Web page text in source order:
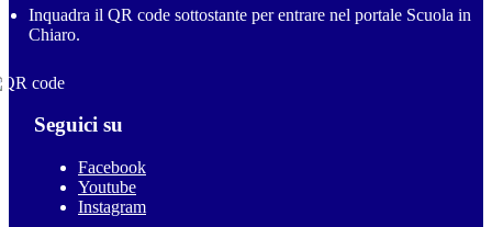
Inquadra il QR code sottostante per entrare nel portale Scuola in
Chiaro.
Seguici su
Facebook
Youtube
Instagram